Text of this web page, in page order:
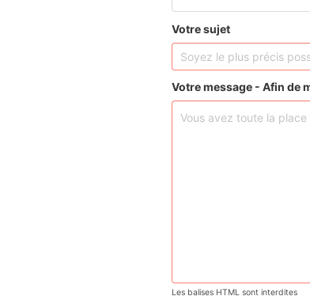
Votre sujet
Votre message - Afin de
Les balises HTML sont interdites